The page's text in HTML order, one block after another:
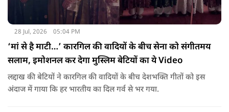
28 Jul, 2026 05:04 PM
‘मां से है माटी…’ कारगिल की वादियों के बीच सेना को संगीतमय
सलाम, इमोशनल कर देगा मुस्लिम बेटियों का ये Video
लद्दाख की बेटियों ने कारगिल की वादियों के बीच देशभक्ति गीतों को इस
अंदाज में गाया कि हर भारतीय का दिल गर्व से भर गया.